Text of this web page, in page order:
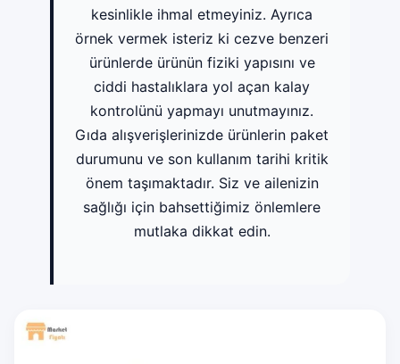
kesinlikle ihmal etmeyiniz. Ayrıca
örnek vermek isteriz ki cezve benzeri
ürünlerde ürünün fiziki yapısını ve
ciddi hastalıklara yol açan kalay
kontrolünü yapmayı unutmayınız.
Gıda alışverişlerinizde ürünlerin paket
durumunu ve son kullanım tarihi kritik
önem taşımaktadır. Siz ve ailenizin
sağlığı için bahsettiğimiz önlemlere
mutlaka dikkat edin.